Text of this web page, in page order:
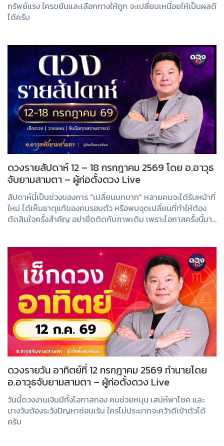
ทรัพย์แรง ใครขยันและเลือกทางให้ถูก จะเปลี่ยนเหนื่อยให้เป็นผลดี
ได้ครับ
ดวงรายสัปดาห์ 12 – 18 กรกฎาคม 2569 โดย อ.อาวุธ
จับยามสามตา – ผู้ก่อตั้งดวง Live
สัปดาห์นี้เป็นช่วงของการ "เปลี่ยนบทบาท" หลายคนจะได้รับหน้าที่
ใหม่ ได้เห็นธาตุแท้ของคนรอบตัว หรือพบจุดเปลี่ยนที่ทำให้ต้อง
ตัดสินใจครั้งสำคัญ อย่ายึดติดกับภาพเดิม เพราะโอกาสครั้งนี้มา
ดวงรายวัน อาทิตย์ที่ 12 กรกฎาคม 2569 ทำนายโดย
อ.อาวุธจับยามสามตา – ผู้ก่อตั้งดวง Live
วันนี้ดวงงานเงินมีทั้งโอกาสทอง คนช่วยหนุน เสน่ห์พาโชค และ
บางวันต้องระวังปัญหาซ่อนเร้น ใครไม่ประมาทจะคว้าดีเข้าตัวได้
ครับ